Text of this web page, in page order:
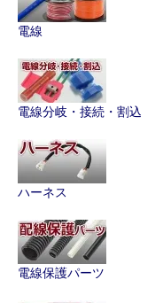
電線
電線分岐・接続・割込
ハーネス
電線保護パーツ